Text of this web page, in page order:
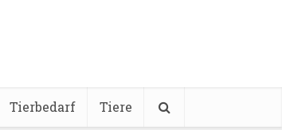
Tierbedarf Tiere